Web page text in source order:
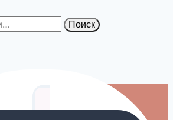
Поиск